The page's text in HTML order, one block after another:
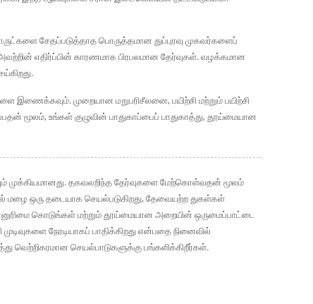
சேதப்படுத்தாத பொருத்தமான துப்புரவு முகவர்களைப்
எதிர்ப்பின் காரணமாக பிரபலமான தேர்வுகள். வழக்கமான
இணைக்கவும். முறையான மறுபரிசீலனை, பயிற்சி மற்றும் பயிற்சி
மூலம், உங்கள் குழுவின் பாதுகாப்பைப் பாதுகாத்து, தூய்மையான
முக்கியமானது. தகவலறிந்த தேர்வுகளை மேற்கொள்வதன் மூலம்
ஒரு தடையாக செயல்படுகிறது, தேவையற்ற துகள்கள்
கொடுங்கள் மற்றும் தூய்மையான அறையின் ஒருமைப்பாட்டை
நேரடியாகப் பாதிக்கிறது என்பதை நினைவில்
செயல்பாடுகளுக்கு பங்களிக்கிறீர்கள்.